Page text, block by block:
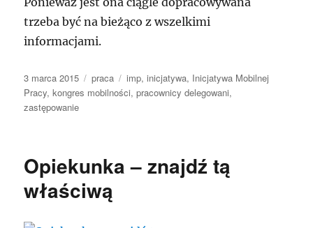
trzeba być na bieżąco z wszelkimi
informacjami.
Data
publikacji
3 marca 2015 Kategorie
praca Tagi
imp,inicjatywa, Inicjatywa Mobilnej
Pracy,kongres mobilności,pracownicy delegowani,
zastępowanie
Opiekunka – znajdź tą
właściwą